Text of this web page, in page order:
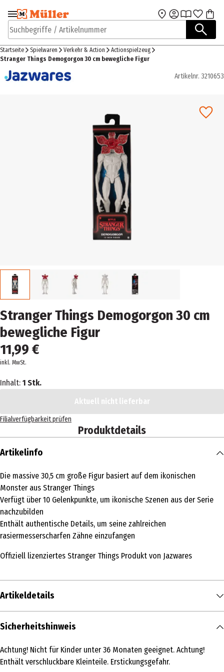
Zur Navigation
springen
Zum Hauptinhalt
Suchbegriffe / Artikelnummer
Startseite Spielwaren Verkehr & Action
Actionspielzeug
Stranger Things Demogorgon 30 cm bewegliche Figur
Artikelnr. 3210653
Stranger Things Demogorgon 30 cm
bewegliche Figur
11,99 €
inkl. MwSt.
Inhalt: 1 Stk.
Aktuell nicht lieferbar
Filialverfügbarkeit prüfen
Produktdetails
Artikelinfo
Die massive 30,5 cm große Figur basiert auf dem ikonischen
Monster aus Stranger Things
Verfügt über 10 Gelenkpunkte, um ikonische Szenen aus der Serie
nachzubilden
Enthält authentische Details, um seine zahlreichen
rasiermesserscharfen Zähne einzufangen
Offiziell lizenziertes Stranger Things Produkt von Jazwares
Artikeldetails
Inhalt
Produkttyp
Sicherheitshinweis
Achtung! Nicht für Kinder unter 36 Monaten geeignet. Achtung!
Enthält verschluckbare Kleinteile. Erstickungsgefahr.